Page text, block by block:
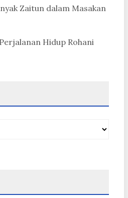
Zaitun dalam Masakan
Hidup Rohani